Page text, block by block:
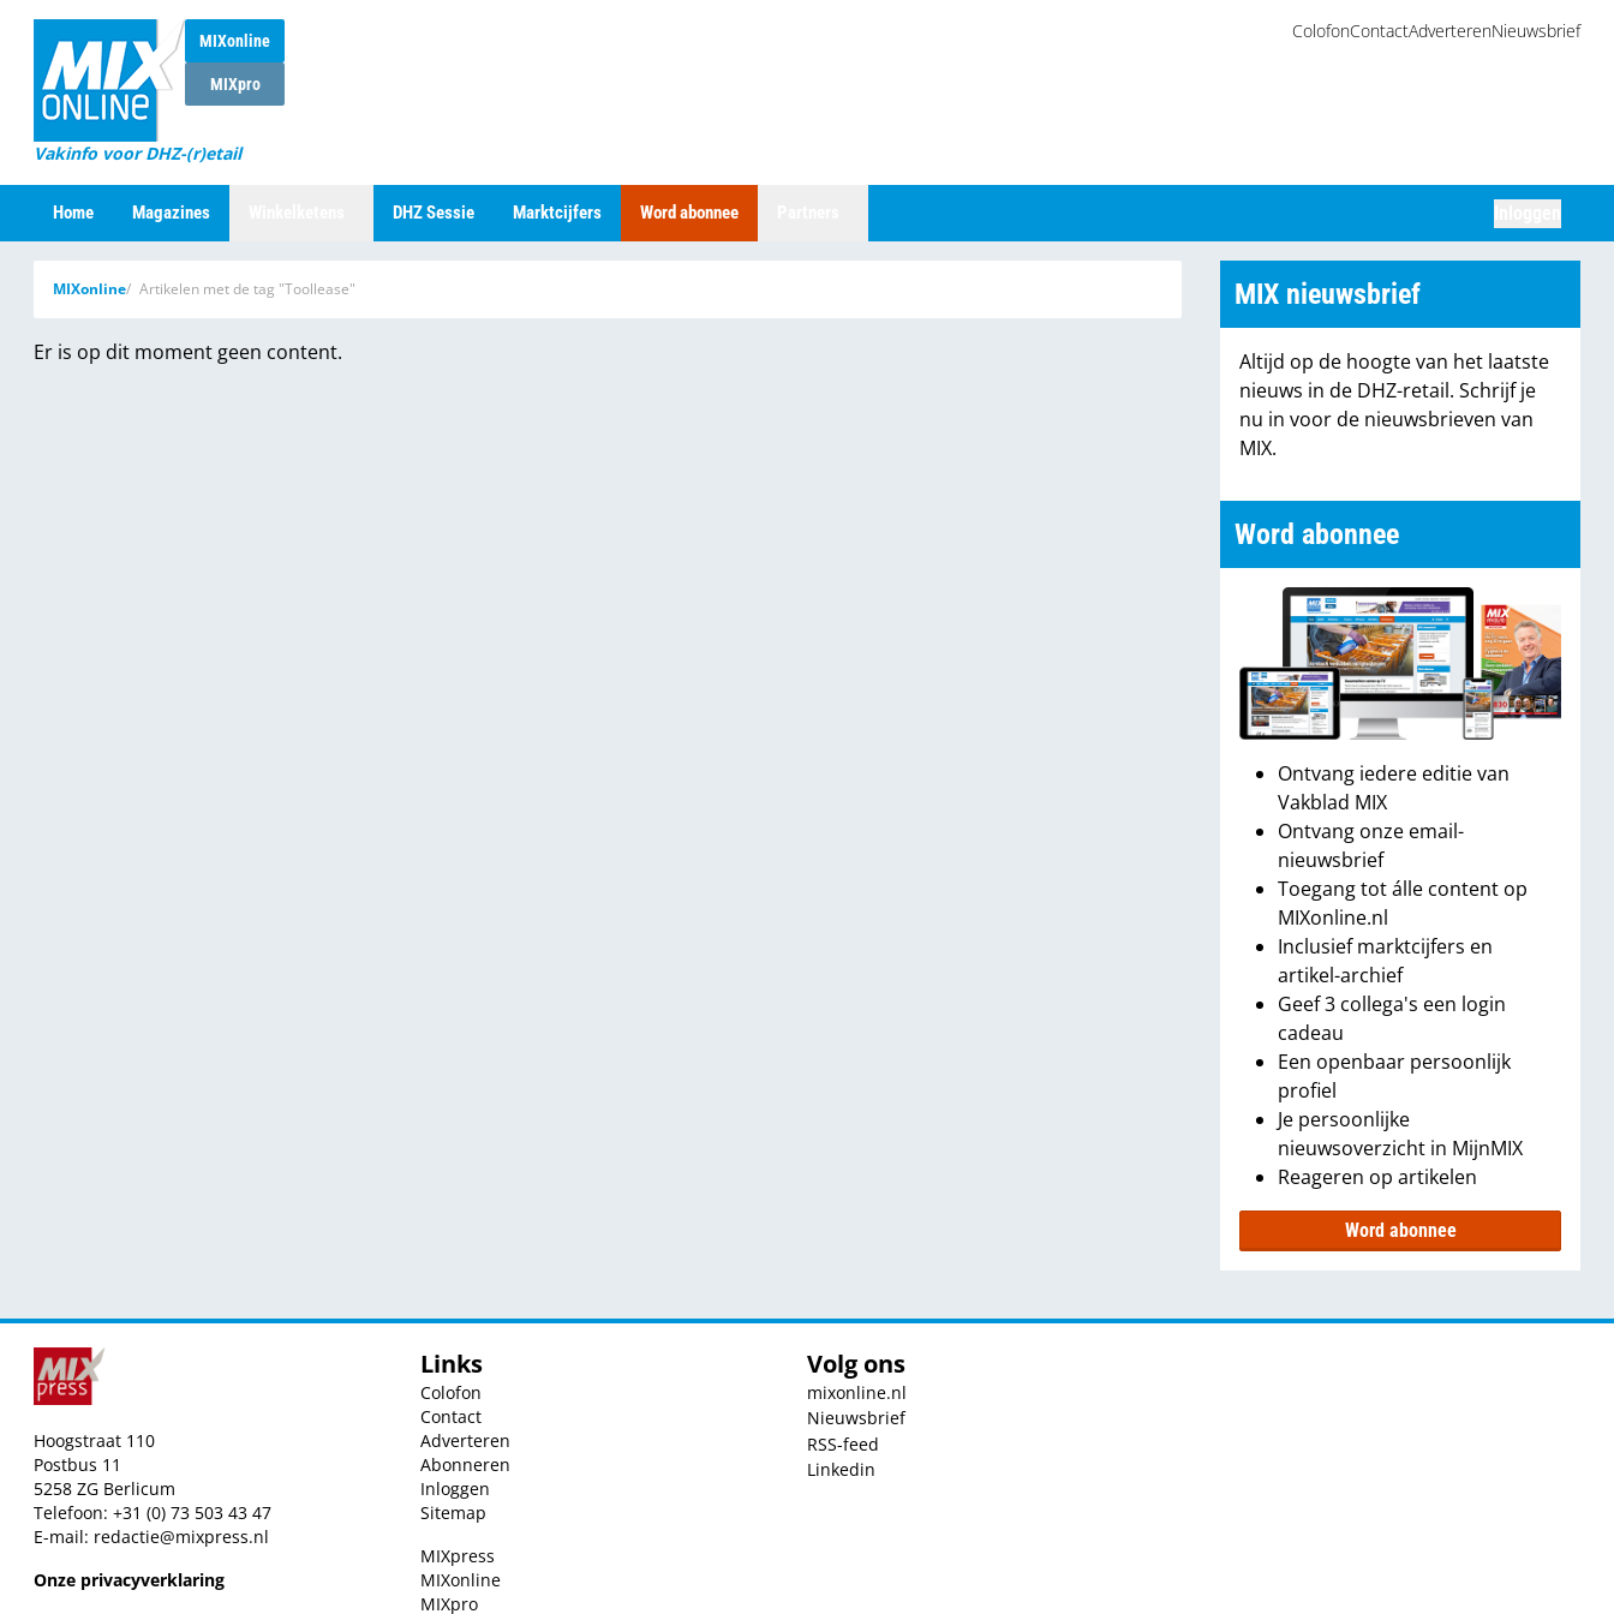
MIXonline
MIXpro
Vakinfo voor DHZ-(r)etail
ColofonContactAdverterenNieuwsbrief
Home Magazines DHZ Sessie Marktcijfers Word abonnee
MIXonline Artikelen met de tag "Toollease"
Er is op dit moment geen content.
MIX nieuwsbrief
Altijd op de hoogte van het laatste
nieuws in de DHZ-retail. Schrijf je
nu in voor de nieuwsbrieven van
MIX.
Word abonnee
Ontvang iedere editie van
Vakblad MIX
Ontvang onze email-
nieuwsbrief
Toegang tot álle content op
MIXonline.nl
Inclusief marktcijfers en
artikel-archief
Geef 3 collega's een login
cadeau
Een openbaar persoonlijk
profiel
Je persoonlijke
nieuwsoverzicht in MijnMIX
Reageren op artikelen
Word abonnee
Hoogstraat 110
Postbus 11
5258 ZG Berlicum
Telefoon: +31 (0) 73 503 43 47
E-mail: redactie@mixpress.nl
Onze privacyverklaring
Links
Colofon
Contact
Adverteren
Abonneren
Inloggen
Sitemap
MIXpress
MIXonline
MIXpro
Volg ons
mixonline.nl
Nieuwsbrief
RSS-feed
Linkedin